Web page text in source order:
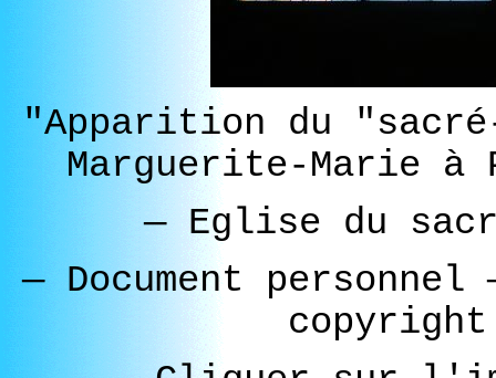
"Apparition du
Marguerite-Marie à
—Eglise du
—Document personnel
copyright